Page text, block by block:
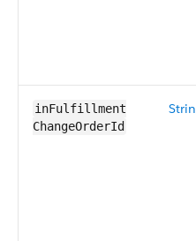
inFulfillment​
ChangeOrderId